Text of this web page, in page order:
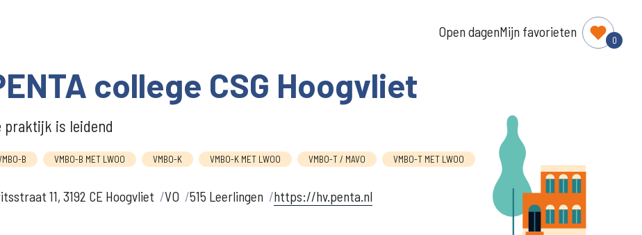
Open dagenMijn favorieten
0
college CSG Hoogvliet
praktijk is leidend
B VMBO-B MET LWOO VMBO-K VMBO-K MET LWOO VMBO-T / MAVO VMBO-T MET LWOO
11, 3192 CE Hoogvliet VO 515 Leerlingen https://hv.penta.nl